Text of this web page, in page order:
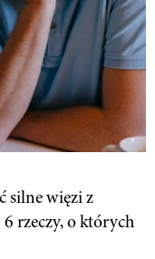
silne więzi z
rzeczy, o których